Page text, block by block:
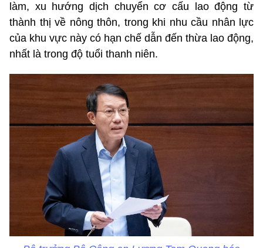
làm, xu hướng dịch chuyển cơ cấu lao động từ
thành thị về nông thôn, trong khi nhu cầu nhân lực
của khu vực này có hạn chế dẫn đến thừa lao động,
nhất là trong độ tuổi thanh niên.